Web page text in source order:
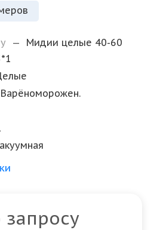
—
Мидии целые 40-60
Варёноморожен.